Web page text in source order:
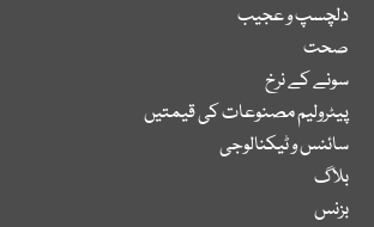
دلچسپ و عجیب
صحت
سونے کے نرخ
پیٹرولیم مصنوعات کی قیمتیں
سائنس و ٹیکنالوجی
بلاگ
بزنس